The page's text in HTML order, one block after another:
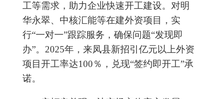
工等需求， 助力企业快速开工建设。 对明
华永翠、中核汇能等在建外资项目，实
行“一对一”跟踪服务，确保问题“发现即
办”。 2025年 ， 来凤县新招引 亿元以上外资
项目开工率达100％， 兑现“签约即开工”承
诺。